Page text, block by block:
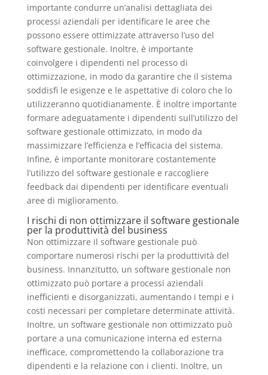
importante condurre un’analisi dettagliata dei
processi aziendali per identificare le aree che
possono essere ottimizzate attraverso l’uso del
software gestionale. Inoltre, è importante
coinvolgere i dipendenti nel processo di
ottimizzazione, in modo da garantire che il sistema
soddisfi le esigenze e le aspettative di coloro che lo
utilizzeranno quotidianamente. È inoltre importante
formare adeguatamente i dipendenti sull’utilizzo del
software gestionale ottimizzato, in modo da
massimizzare l’efficienza e l’efficacia del sistema.
Infine, è importante monitorare costantemente
l’utilizzo del software gestionale e raccogliere
feedback dai dipendenti per identificare eventuali
aree di miglioramento.
I rischi di non ottimizzare il software gestionale
per la produttività del business
Non ottimizzare il software gestionale può
comportare numerosi rischi per la produttività del
business. Innanzitutto, un software gestionale non
ottimizzato può portare a processi aziendali
inefficienti e disorganizzati, aumentando i tempi e i
costi necessari per completare determinate attività.
Inoltre, un software gestionale non ottimizzato può
portare a una comunicazione interna ed esterna
inefficace, compromettendo la collaborazione tra
dipendenti e la relazione con i clienti. Inoltre, un